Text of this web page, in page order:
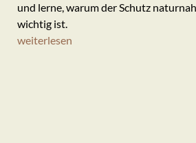
und lerne, warum der Schutz
wichtig ist.
weiterlesen